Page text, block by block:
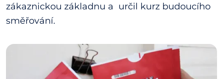
zákaznickou základnu a určil kurz budoucího
směřování.